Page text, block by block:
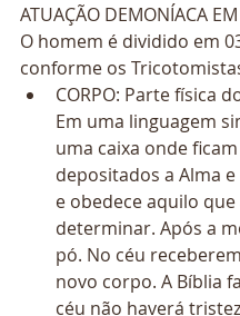
ATUAÇÃO DEMONÍACA EM
O homem é dividido em
conforme os
CORPO: Parte física
Em uma linguagem
uma caixa onde ficam
depositados a Alma
e obedece aquilo que
determinar. Após a
pó. No céu
novo corpo. A Bíblia
céu não haverá